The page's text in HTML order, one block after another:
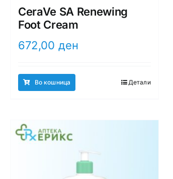
CeraVe SA Renewing
Foot Cream
672,00 ден
Во кошница Детали